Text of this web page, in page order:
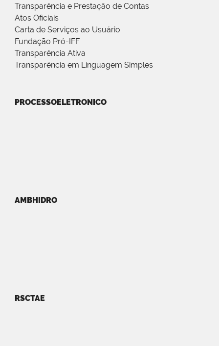
Transparência e Prestação de Contas
Atos Oficiais
Carta de Serviços ao Usuário
Fundação Pró-IFF
Transparência Ativa
Transparência em Linguagem Simples
PROCESSOELETRONICO
AMBHIDRO
RSCTAE